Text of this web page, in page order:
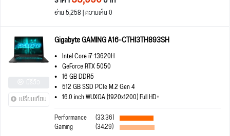
อ่าน 5,258 | ความเห็น 0
เปรียบเทียบ
Gigabyte GAMING A16-CTHI3TH893SH
Intel Core i7-13620H
GeForce RTX 5050
16 GB DDR5
512 GB SSD PCIe M.2 Gen 4
16.0 inch WUXGA (1920x1200) Full HD+
Performance
(33.36)
Gaming (34.29)